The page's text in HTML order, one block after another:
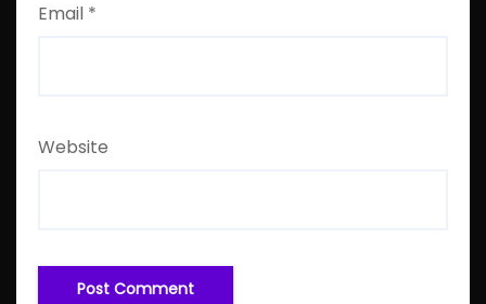
Email *
Website